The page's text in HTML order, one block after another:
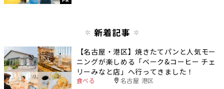
新着記事
【名古屋・港区】焼きたてパンと人気モー
ニングが楽しめる「ベーク&コーヒー チェ
リーみなと店」へ行ってきました！
食べる 名古屋 港区